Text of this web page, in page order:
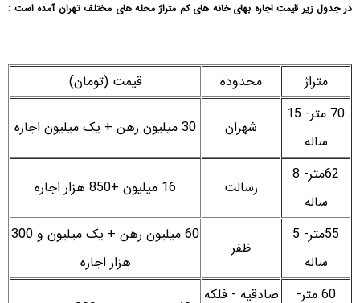
در جدول زیر قیمت اجاره بهای خانه های کم متراژ محله های مختلف تهران آمده است :
متراژ محدوده
قیمت (تومان)
70 متر- 15
ساله
شهران 30 میلیون رهن + یک میلیون اجاره
62متر- 8
ساله
رسالت 16 میلیون +850 هزار اجاره
55متر- 5
ساله
ظفر
60 میلیون رهن + یک میلیون و 300
هزار اجاره
60 متر-
صادقیه - فلکه